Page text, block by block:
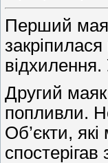
Перший
Другий маяк
попливли.
Об’єкти,